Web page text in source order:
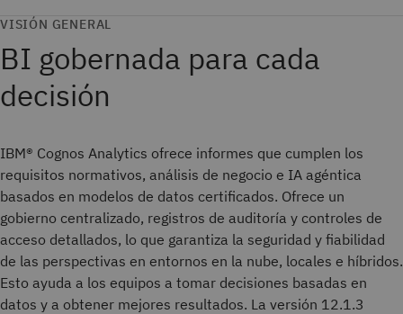
VISIÓN GENERAL
BI gobernada para cada
decisión
IBM® Cognos Analytics ofrece informes que cumplen los
requisitos normativos, análisis de negocio e IA agéntica
basados en modelos de datos certificados. Ofrece un
gobierno centralizado, registros de auditoría y controles de
acceso detallados, lo que garantiza la seguridad y fiabilidad
de las perspectivas en entornos en la nube, locales e híbridos.
Esto ayuda a los equipos a tomar decisiones basadas en
datos y a obtener mejores resultados. La versión 12.1.3